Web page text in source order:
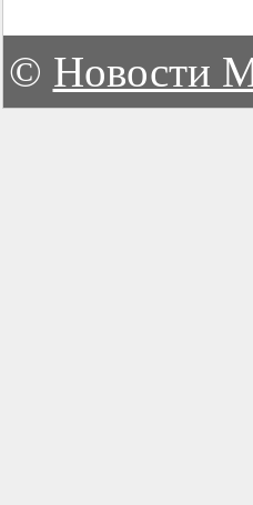
© Новости